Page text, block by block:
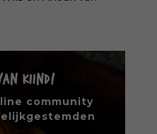
KIIND!
community